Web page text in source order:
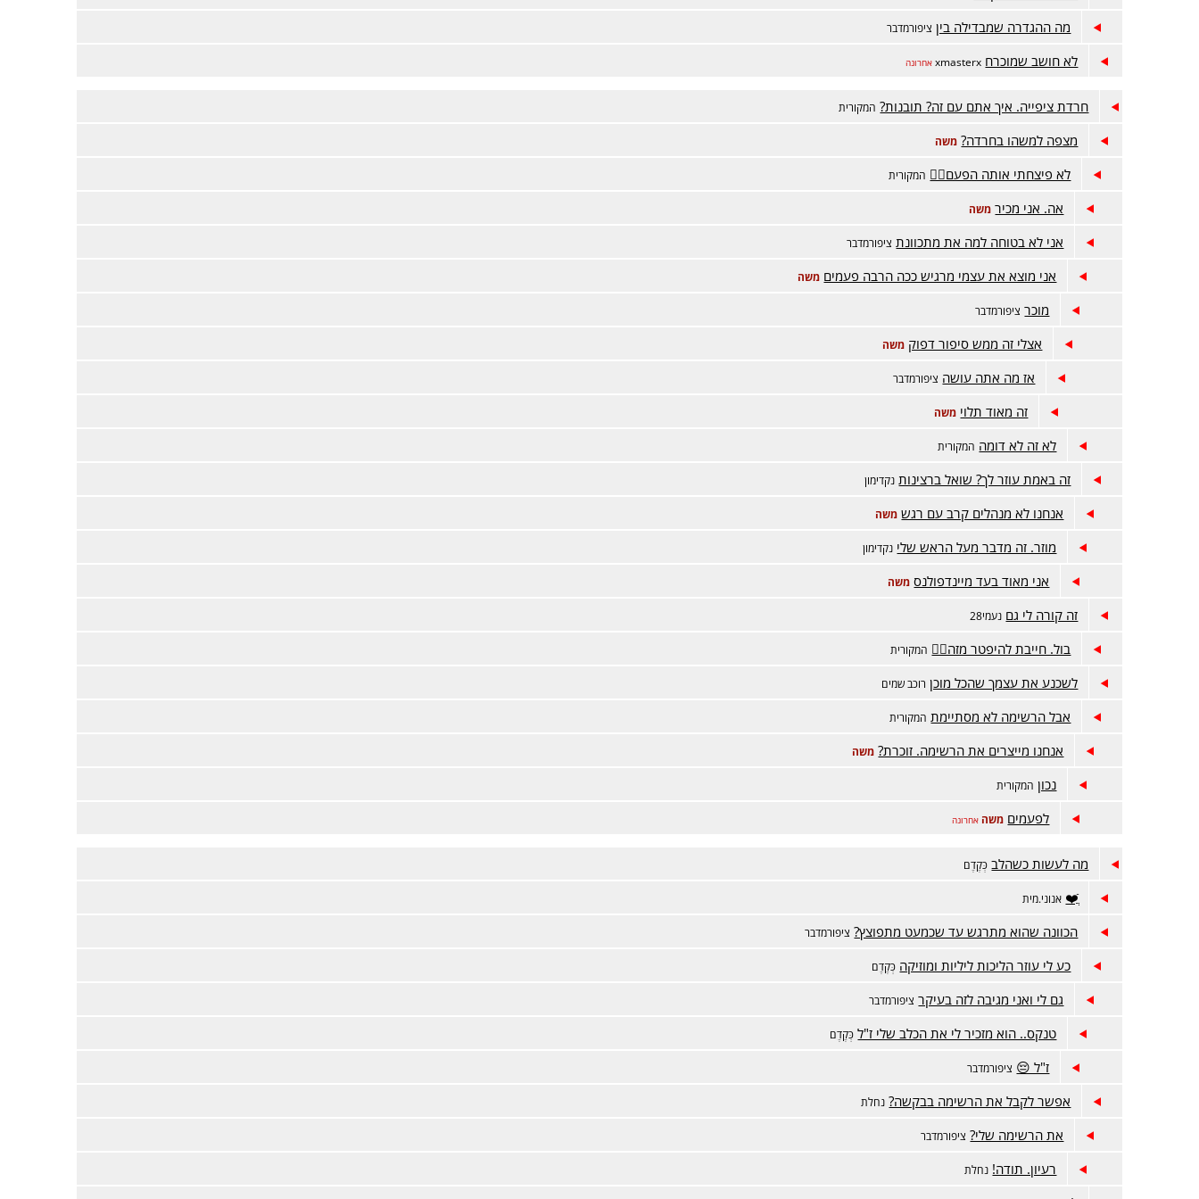
מה ההגדרה שמבדילה בין ציפורמדבר
לא חושב שמוכרח xmasterx אחרונה
חרדת ציפייה. איך אתם עם זה? תובנות? המקורית
מצפה למשהו בחרדה? משה
לא פיצחתי אותה הפעם😵‍💫 המקורית
אה. אני מכיר משה
אני לא בטוחה למה את מתכוונת ציפורמדבר
אני מוצא את עצמי מרגיש ככה הרבה פעמים משה
מוכר ציפורמדבר
אצלי זה ממש סיפור דפוק משה
אז מה אתה עושה ציפורמדבר
זה מאוד תלוי משה
לא זה לא דומה המקורית
זה באמת עוזר לך? שואל ברצינות נקדימון
אנחנו לא מנהלים קרב עם רגש משה
מוזר. זה מדבר מעל הראש שלי נקדימון
אני מאוד בעד מיינדפולנס משה
זה קורה לי גם נעמי28
בול. חייבת להיפטר מזה😵‍💫 המקורית
לשכנע את עצמך שהכל מוכן רוכב שמים
אבל הרשימה לא מסתיימת המקורית
אנחנו מייצרים את הרשימה. זוכרת? משה
נכון המקורית
לפעמים משה אחרונה
מה לעשות כשהלב כְּקֶדֶם
ֲֿ❤️ אנוני.מית
הכוונה שהוא מתרגש עד שכמעט מתפוצץ? ציפורמדבר
כע לי עוזר הליכות ליליות ומוזיקה כְּקֶדֶם
גם לי ואני מגיבה לזה בעיקר ציפורמדבר
טנקס.. הוא מזכיר לי את הכלב שלי ז"ל כְּקֶדֶם
ז"ל 😔 ציפורמדבר
אפשר לקבל את הרשימה בבקשה? נחלת
את הרשימה שלי? ציפורמדבר
רעיון. תודה! נחלת